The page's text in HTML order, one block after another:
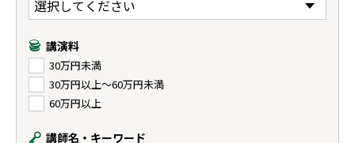
講演料
30万円未満
30万円以上〜60万円未満
60万円以上
講師名・キーワード